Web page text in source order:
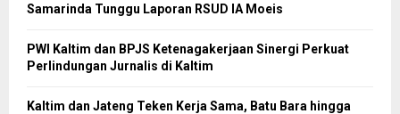
Samarinda Tunggu Laporan RSUD IA Moeis
PWI Kaltim dan BPJS Ketenagakerjaan Sinergi Perkuat
Perlindungan Jurnalis di Kaltim
Kaltim dan Jateng Teken Kerja Sama, Batu Bara hingga